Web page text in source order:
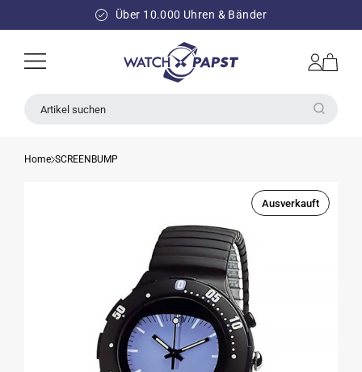
INHALT
Über 10.000 Uhren & Bänder
Einloggen
Warenkorb
Artikel suchen
Home SCREENBUMP
Ausverkauft